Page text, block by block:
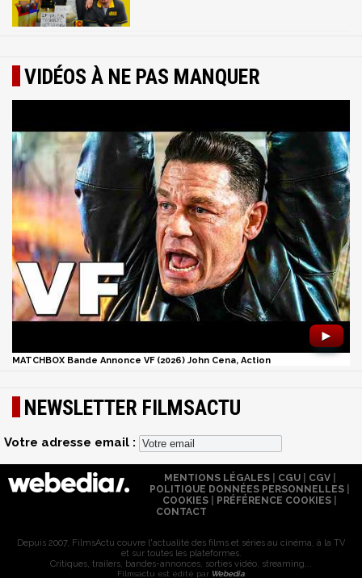
VIDÉOS À NE PAS MANQUER
►
MATCHBOX Bande Annonce VF (2026) John Cena, Action
NEWSLETTER FILMSACTU
Votre adresse email :
MENTIONS LÉGALES| CGU| CGV|
POLITIQUE DONNÉES PERSONNELLES
COOKIES
PRÉFÉRENCE COOKIES
CONTACT
Depuis 2007, FilmsActu couvre l'actualité des films et séries au cinéma, à la TV
et sur toutes les plateformes.
Critiques, trailers, bandes-annonces, sorties vidéo, streaming...
Filmsactu est édité par Webedia